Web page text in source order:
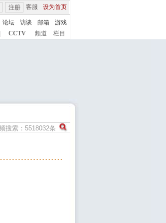
客服 设为首页
注册
论坛 访谈 邮箱
游戏
CCTV 频道 栏目